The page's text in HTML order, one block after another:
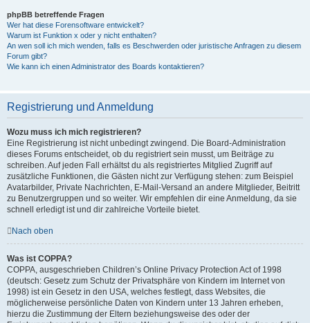
phpBB betreffende Fragen
Wer hat diese Forensoftware entwickelt?
Warum ist Funktion x oder y nicht enthalten?
An wen soll ich mich wenden, falls es Beschwerden oder juristische Anfragen zu diesem
Forum gibt?
Wie kann ich einen Administrator des Boards kontaktieren?
Registrierung und Anmeldung
Wozu muss ich mich registrieren?
Eine Registrierung ist nicht unbedingt zwingend. Die Board-Administration
dieses Forums entscheidet, ob du registriert sein musst, um Beiträge zu
schreiben. Auf jeden Fall erhältst du als registriertes Mitglied Zugriff auf
zusätzliche Funktionen, die Gästen nicht zur Verfügung stehen: zum Beispiel
Avatarbilder, Private Nachrichten, E-Mail-Versand an andere Mitglieder, Beitritt
zu Benutzergruppen und so weiter. Wir empfehlen dir eine Anmeldung, da sie
schnell erledigt ist und dir zahlreiche Vorteile bietet.
Nach oben
Was ist COPPA?
COPPA, ausgeschrieben Children’s Online Privacy Protection Act of 1998
(deutsch: Gesetz zum Schutz der Privatsphäre von Kindern im Internet von
1998) ist ein Gesetz in den USA, welches festlegt, dass Websites, die
möglicherweise persönliche Daten von Kindern unter 13 Jahren erheben,
hierzu die Zustimmung der Eltern beziehungsweise des oder der